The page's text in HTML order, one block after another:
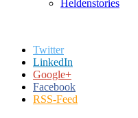
Heldenstories
Twitter
LinkedIn
Google+
Facebook
RSS-Feed